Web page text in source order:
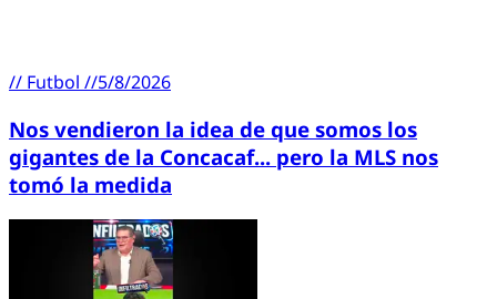
// Futbol //5/8/2026
Nos vendieron la idea de que somos los
gigantes de la Concacaf... pero la MLS nos
tomó la medida